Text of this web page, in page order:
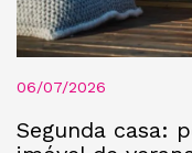
06/07/2026
Segunda casa: